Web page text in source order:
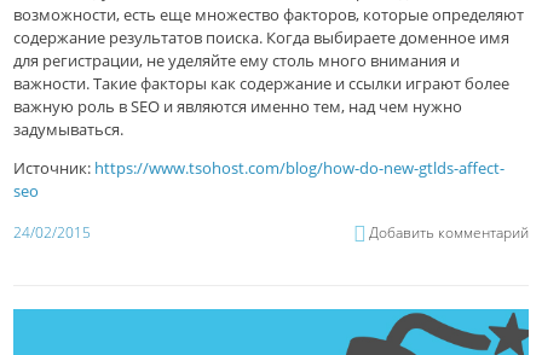
возможности, есть еще множество факторов, которые определяют
содержание результатов поиска. Когда выбираете доменное имя
для регистрации, не уделяйте ему столь много внимания и
важности. Такие факторы как содержание и ссылки играют более
важную роль в SEO и являются именно тем, над чем нужно
задумываться.
Источник: https://www.tsohost.com/blog/how-do-new-gtlds-affect-
seo
24/02/2015 Добавить комментарий